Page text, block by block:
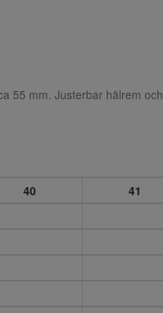
55 mm. Justerbar hälrem och
40
41